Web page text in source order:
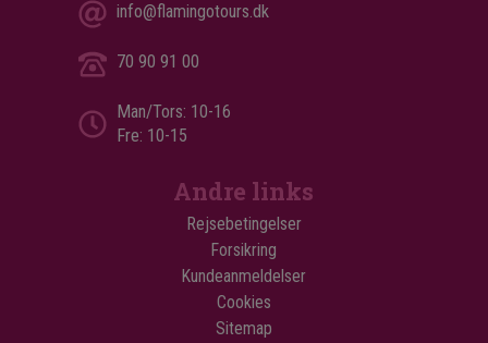
info@flamingotours.dk
70 90 91 00
Man/Tors: 10-16
Fre: 10-15
Andre links
Rejsebetingelser
Forsikring
Kundeanmeldelser
Cookies
Sitemap